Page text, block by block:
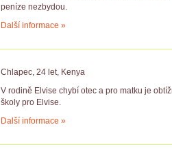
peníze nezbydou.
Další informace »
Chlapec, 24 let, Kenya
V rodině Elvise chybí otec a pro matku je
školy pro Elvise.
Další informace »